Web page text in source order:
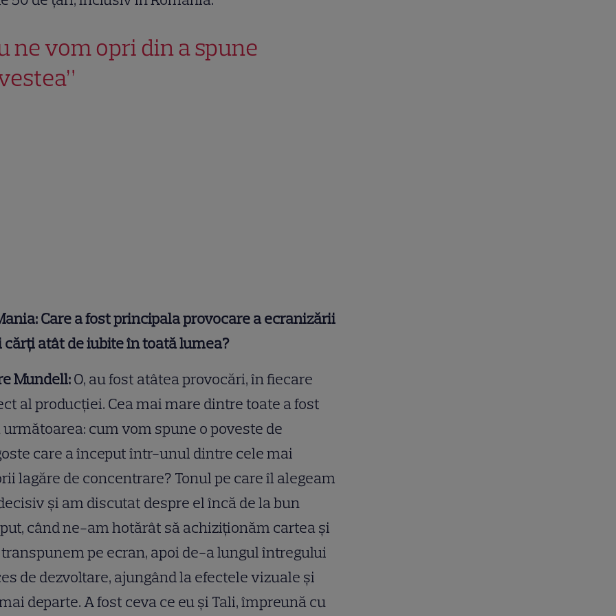
ne vom opri din a spune
Care a fost principala provocareaecranizării
cărți atât de iubiteîn toată lumea?
Mundell:O, au fost atâtea provocări, în fiecare
al producției. Cea mai mare dintre toate a fost
cum vom spune o poveste de
care a început într-unul dintre cele mai
lagăre de concentrare? Tonul pe care îl alegeam
și am discutat despre el încă de la bun
când ne-am hotărât să achiziționăm cartea și
transpunem pe ecran, apoi de-a lungul întregului
de dezvoltare, ajungând la efectele vizuale și
departe. A fost ceva ce eu și Tali, împreună cu